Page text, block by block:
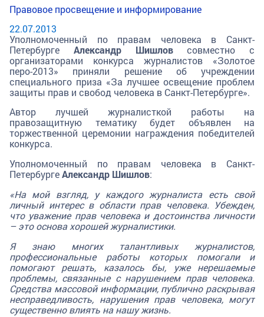
Правовое просвещение и информирование
22.07.2013
Уполномоченный по правам человека в Санкт-
Петербурге Александр Шишловсовместно с
организаторами конкурса журналистов «Золотое
перо-2013» приняли решение об учреждении
специального приза «За лучшее освещение проблем
защиты прав и свобод человека в Санкт-Петербурге».
Автор лучшей журналисткой работы на
правозащитную тематику будет объявлен на
торжественной церемонии награждения победителей
конкурса.
Уполномоченный по правам человека в Санкт-
ПетербургеАлександр Шишлов:
«На мой взгляд, у каждого журналиста есть свой
личный интерес в области прав человека. Убежден,
что уважение прав человека и достоинства личности
– это основа хорошей журналистики.
Я знаю многих талантливых журналистов,
профессиональные работы которых помогали и
помогают решать, казалось бы, уже нерешаемые
проблемы, связанные с нарушением прав человека.
Средства массовой информации, публично раскрывая
несправедливость, нарушения прав человека, могут
существенно влиять на нашу жизнь.